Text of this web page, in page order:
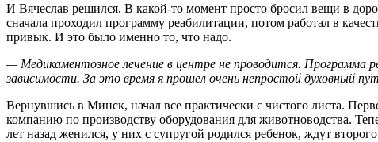
И Вячеслав решился. В какой-то момент просто бросил вещи в
сначала проходил программу реабилитации, потом работал в
привык. И это было именно то, что надо.
— Медикаментозное лечение в центре не проводится. Программа
зависимости. За это время я прошел очень непростой духовный
Вернувшись в Минск, начал все практически с чистого листа.
компанию по производству оборудования для животноводства.
лет назад женился, у них с супругой родился ребенок, ждут